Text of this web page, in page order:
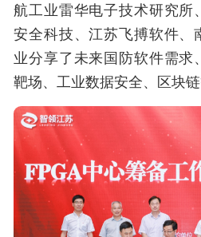
航工业雷华电子技术研究所
安全科技、江苏飞搏软件、
业分享了未来国防软件需求
靶场、工业数据安全、区块链